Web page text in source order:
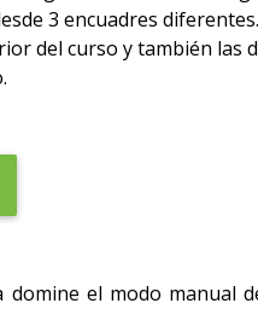
3 encuadres
del curso y también las
el modo manual